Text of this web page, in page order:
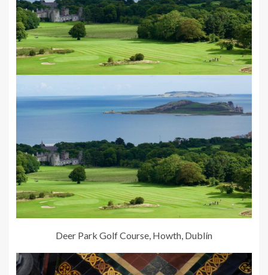
Deer Park Golf Course, Howth, Dublín